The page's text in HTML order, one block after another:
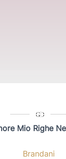
Mio Righe
Brandani